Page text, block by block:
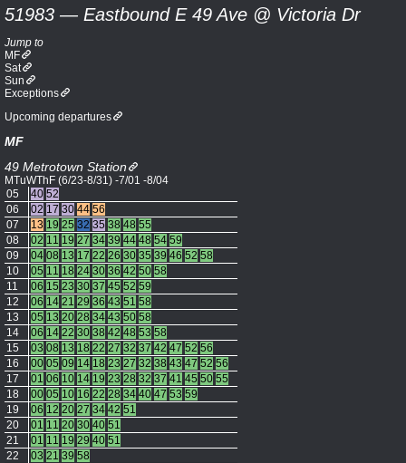
51983 — Eastbound E 49 Ave @ Victoria Dr
Jump to
MF
Sat
Sun
Exceptions
Upcoming departures
MF
49 Metrotown Station
MTuWThF (6/23-8/31) -7/01 -8/04
05
40 52
06
02 17 30 44 56
07
13 19 25 32 35 38 48 55
08
02 11 19 27 34 39 44 48 54 59
09
04 08 13 17 22 26 30 35 39 46 52 58
10
05 11 18 24 30 36 42 50 58
11
06 15 23 30 37 45 52 59
12
06 14 21 29 36 43 51 58
13
05 13 20 28 34 43 50 58
14
06 14 22 30 38 42 48 53 58
15
03 08 13 18 22 27 32 37 42 47 52 56
16
00 05 09 14 18 23 27 32 38 43 47 52 56
17
01 06 10 14 19 23 28 32 37 41 45 50 55
18
00 05 10 16 22 28 34 40 47 53 59
19
06 12 20 27 34 42 51
20
01 11 20 30 40 51
21
01 11 19 29 40 51
22
03 21 39 58